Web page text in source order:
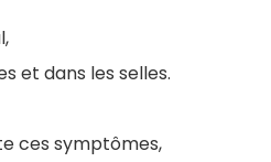
et dans les selles.
ces symptômes,